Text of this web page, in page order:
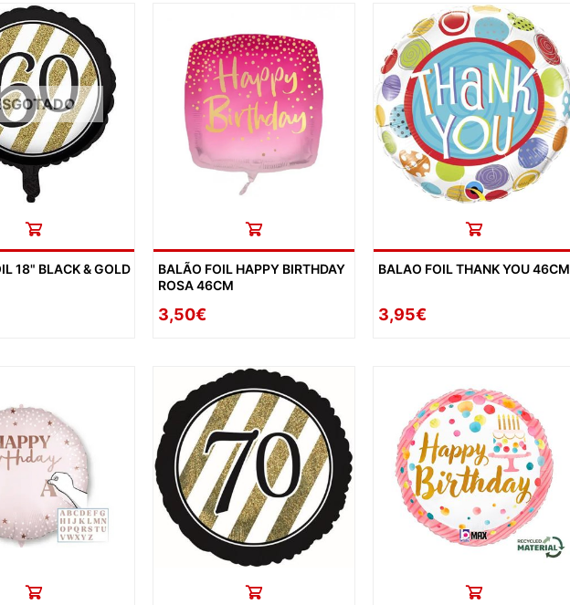
REVEILLON
DIAS ESPECIAIS
18" BLACK & GOLD
BALÃO FOIL HAPPY BIRTHDAY
ROSA 46CM
3,50€
BALAO FOIL THANK YOU 46CM
3,95€